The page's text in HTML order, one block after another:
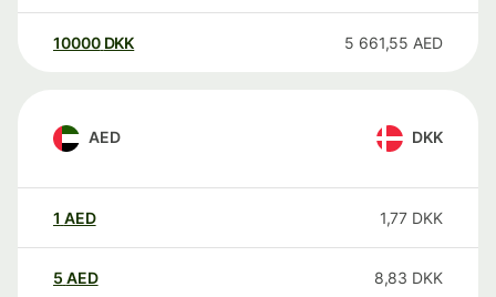
10000 DKK 5 661,55 AED
AED DKK
1 AED 1,77 DKK
5 AED 8,83 DKK